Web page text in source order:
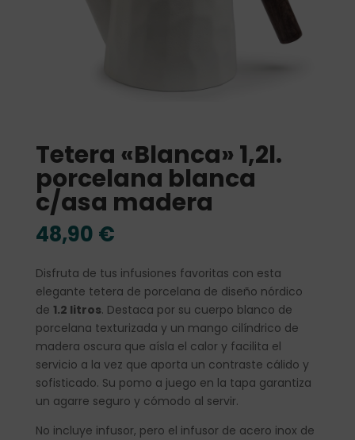
Tetera «Blanca» 1,2l.
porcelana blanca
c/asa madera
48,90 €
Disfruta de tus infusiones favoritas con esta
elegante tetera de porcelana de diseño nórdico
de 1.2 litros. Destaca por su cuerpo blanco de
porcelana texturizada y un mango cilíndrico de
madera oscura que aísla el calor y facilita el
servicio a la vez que aporta un contraste cálido y
sofisticado. Su pomo a juego en la tapa garantiza
un agarre seguro y cómodo al servir.
No incluye infusor, pero el infusor de acero inox de